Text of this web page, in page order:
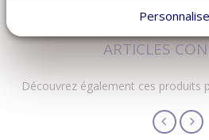
ARTICLES
Découvrez également ces produits